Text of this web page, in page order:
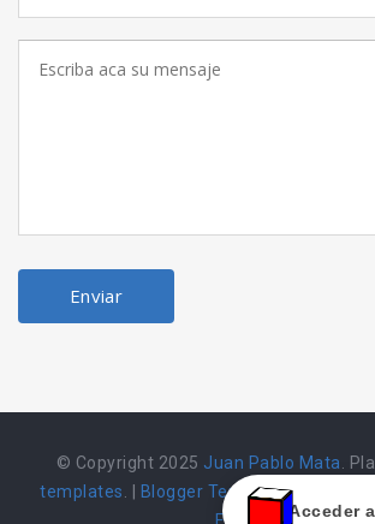
Acceder
© Copyright 2025 Juan Pablo Mata .
templates
Blogger Templates